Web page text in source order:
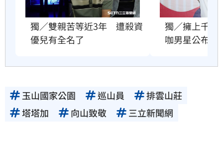
獨／雙親苦等近3年　遭殺資
優兒有全名了
獨／擁上千萬
咖男星公布遺
玉山國家公園 巡山員
排雲山莊
塔塔加
向山致敬 三立新聞網